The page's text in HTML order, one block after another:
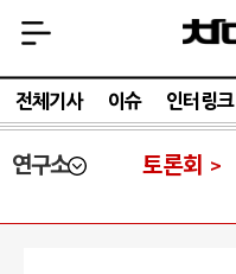
전체기사 이슈 인터링크
연구소 토론회